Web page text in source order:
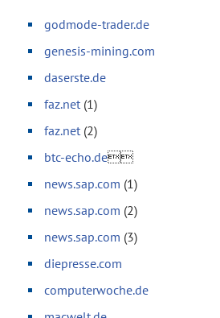
godmode-trader.de
genesis-mining.com
daserste.de
faz.net (1)
faz.net (2)
btc-echo.de
news.sap.com (1)
news.sap.com (2)
news.sap.com (3)
diepresse.com
computerwoche.de